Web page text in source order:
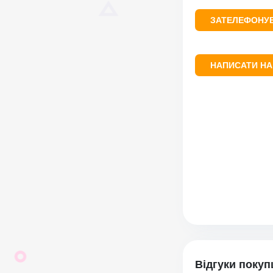
НАПИСАТИ
Відгуки